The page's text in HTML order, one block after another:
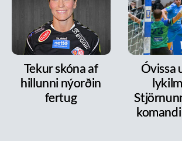
Tekur skóna af
hillunni nýorðin
fertug
Óvissa